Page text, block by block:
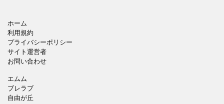
ホーム
利用規約
プライバシーポリシー
サイト運営者
お問い合わせ
エムム
ブレラブ
自由が丘